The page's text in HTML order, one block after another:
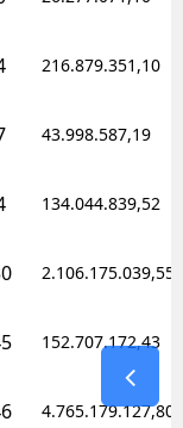
216.879.351,10
43.998.587,19
134.044.839,52
2.106.175.039,55
152.707.172,43
4.765.179.127,80